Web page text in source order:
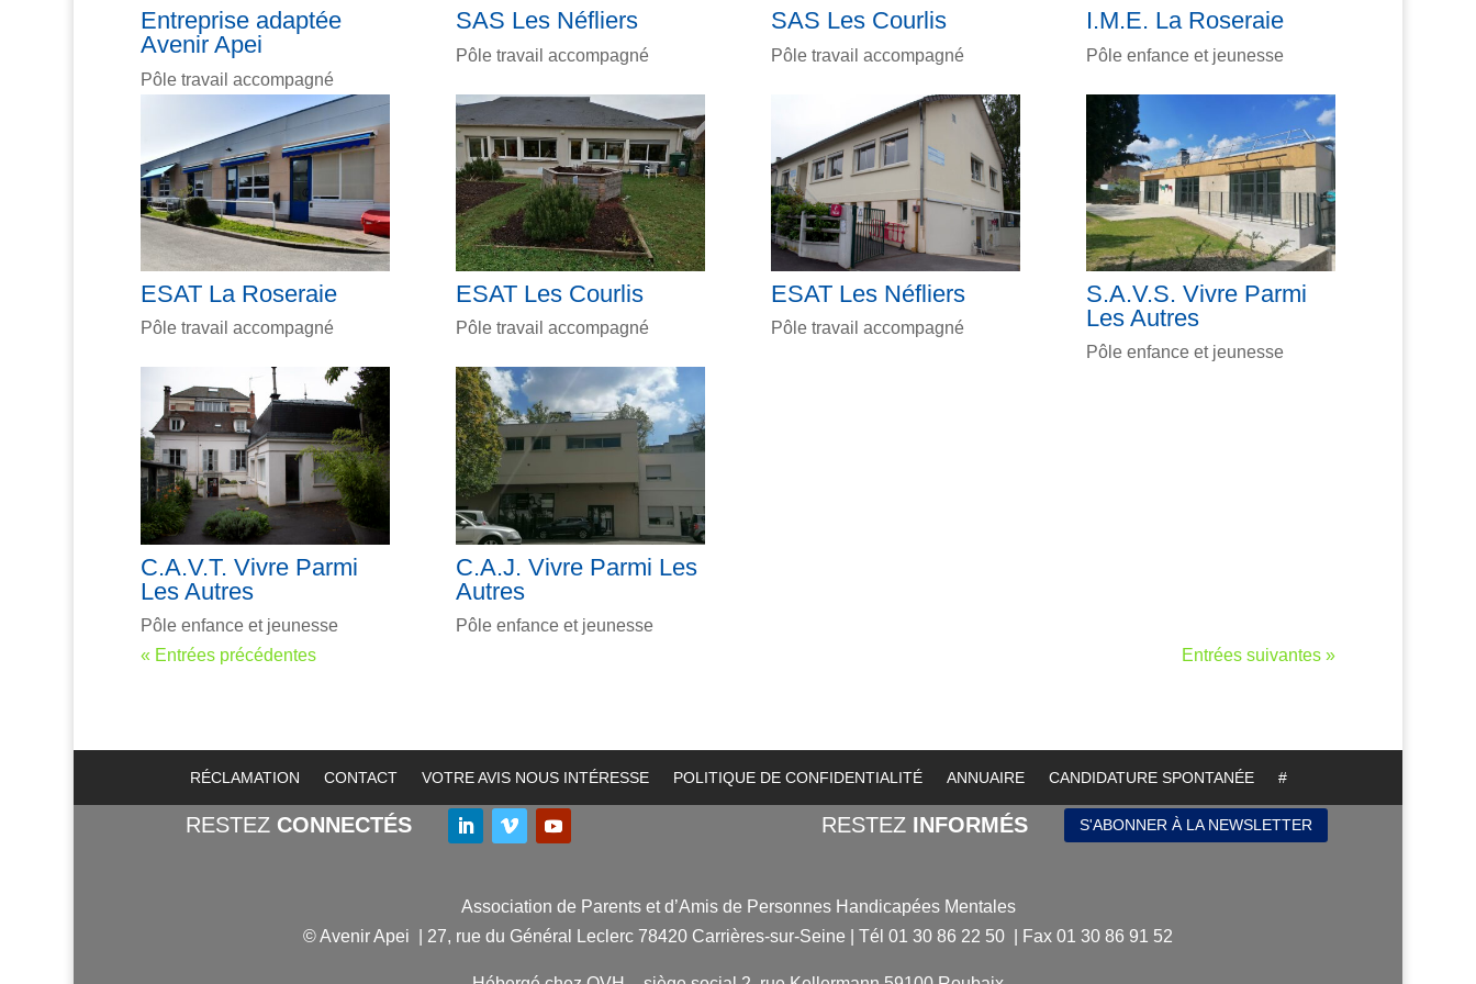
Entreprise adaptée
Avenir Apei
Pôle travail accompagné
SAS Les Néfliers
Pôle travail accompagné
SAS Les Courlis
Pôle travail accompagné
I.M.E. La Roseraie
Pôle enfance et jeunesse
ESAT La Roseraie
Pôle travail accompagné
ESAT Les Courlis
Pôle travail accompagné
ESAT Les Néfliers
Pôle travail accompagné
S.A.V.S. Vivre Parmi
Les Autres
Pôle enfance et jeunesse
C.A.V.T. Vivre Parmi
Les Autres
Pôle enfance et jeunesse
C.A.J. Vivre Parmi Les
Autres
Pôle enfance et jeunesse
« Entrées précédentes
Entrées suivantes »
RÉCLAMATION CONTACT VOTRE AVIS NOUS INTÉRESSE POLITIQUE DE CONFIDENTIALITÉ ANNUAIRE CANDIDATURE SPONTANÉE #
RESTEZ CONNECTÉS RESTEZ INFORMÉS S'ABONNER À LA NEWSLETTER
Association de Parents et d’Amis de Personnes Handicapées Mentales
© Avenir Apei | 27, rue du Général Leclerc 78420 Carrières-sur-Seine | Tél 01 30 86 22 50 | Fax 01 30 86 91 52